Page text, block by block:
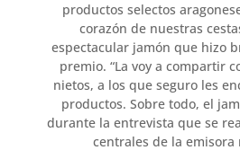
productos selectos
corazón de nuestras
espectacular jamón que hizo
premio. “La voy a compartir
nietos, a los que seguro les
productos. Sobre todo, el
durante la entrevista que se
centrales de la emisora